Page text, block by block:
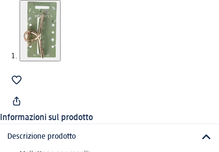
Informazioni sul prodotto
Descrizione prodotto